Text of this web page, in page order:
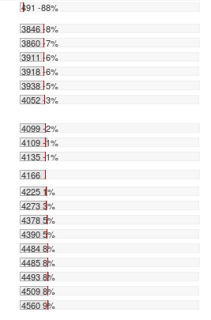
491 -88%
3846 -8%
3860 -7%
3911 -6%
3918 -6%
3938 -5%
4052 -3%
4099 -2%
4109 -1%
4135 -1%
4166
4225 1%
4273 3%
4378 5%
4390 5%
4484 8%
4485 8%
4493 8%
4509 8%
4560 9%